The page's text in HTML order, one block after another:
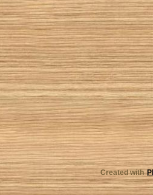
Created with